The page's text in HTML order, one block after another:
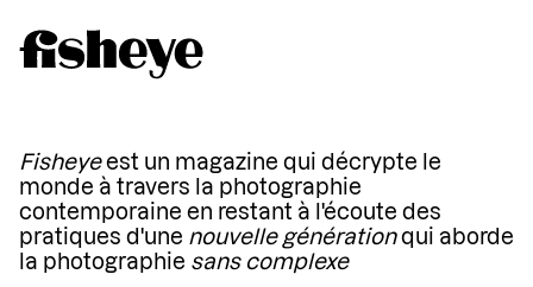
Fisheyeest un magazine qui décrypte le
monde à travers la photographie
contemporaine en restant à l'écoute des
pratiques d'une nouvelle générationqui aborde
la photographie sans complexe